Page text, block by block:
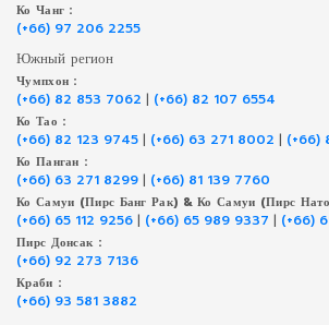
Ко Чанг :
(+66) 97 206 2255
Южный регион
Чумпхон :
(+66) 82 853 7062 | (+66) 82 107 6554
Ко Тао :
(+66) 82 123 9745 | (+66) 63 271 8002 | (+66)
Ко Панган :
(+66) 63 271 8299 | (+66) 81 139 7760
Ко Самуи (Пирс Банг Рак) & Ко Самуи (Пирс
(+66) 65 112 9256 | (+66) 65 989 9337 | (+66)
Пирс Донсак :
(+66) 92 273 7136
Краби :
(+66) 93 581 3882